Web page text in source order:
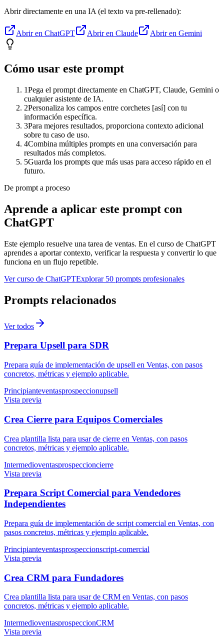
Abrir directamente en una IA (el texto va pre-rellenado):
Abrir en ChatGPT Abrir en Claude Abrir en Gemini
Cómo usar este prompt
1Pega el prompt directamente en ChatGPT, Claude, Gemini o
cualquier asistente de IA.
2Personaliza los campos entre corchetes [así] con tu
información específica.
3Para mejores resultados, proporciona contexto adicional
sobre tu caso de uso.
4Combina múltiples prompts en una conversación para
resultados más completos.
5Guarda los prompts que más usas para acceso rápido en el
futuro.
De prompt a proceso
Aprende a aplicar este prompt con
ChatGPT
Este ejemplo resuelve una tarea de ventas. En el curso de ChatGPT
aprendes a aportar contexto, verificar la respuesta y convertir lo que
funciona en un flujo repetible.
Ver curso de ChatGPTExplorar 50 prompts profesionales
Prompts relacionados
Ver todos
Prepara Upsell para SDR
Prepara guía de implementación de upsell en Ventas, con pasos
concretos, métricas y ejemplo aplicable.
Principianteventasprospeccionupsell
Vista previa
Crea Cierre para Equipos Comerciales
Crea plantilla lista para usar de cierre en Ventas, con pasos
concretos, métricas y ejemplo aplicable.
Intermedioventasprospeccioncierre
Vista previa
Prepara Script Comercial para Vendedores
Independientes
Prepara guía de implementación de script comercial en Ventas, con
pasos concretos, métricas y ejemplo aplicable.
Principianteventasprospeccionscript-comercial
Vista previa
Crea CRM para Fundadores
Crea plantilla lista para usar de CRM en Ventas, con pasos
concretos, métricas y ejemplo aplicable.
IntermedioventasprospeccionCRM
Vista previa